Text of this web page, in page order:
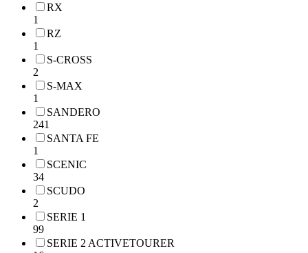
RX
1
RZ
1
S-CROSS
2
S-MAX
1
SANDERO
241
SANTA FE
1
SCENIC
34
SCUDO
2
SERIE 1
99
SERIE 2 ACTIVETOURER